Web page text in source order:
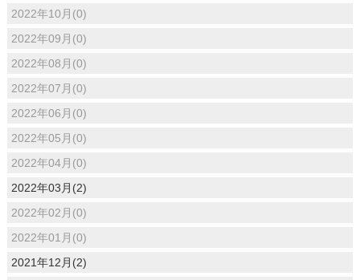
2022年10月(0)
2022年09月(0)
2022年08月(0)
2022年07月(0)
2022年06月(0)
2022年05月(0)
2022年04月(0)
2022年03月(2)
2022年02月(0)
2022年01月(0)
2021年12月(2)